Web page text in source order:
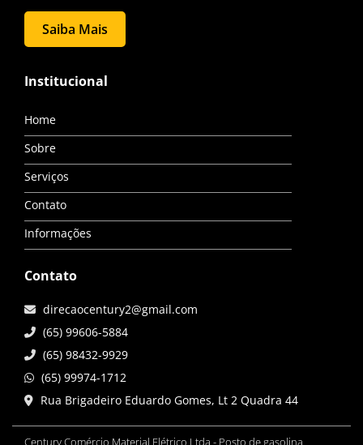
Saiba Mais
Institucional
Home
Sobre
Serviços
Contato
Informações
Contato
direcaocentury2@gmail.com
(65) 99606-5884
(65) 98432-9929
(65) 99974-1712
Rua Brigadeiro Eduardo Gomes, Lt 2 Quadra 44
Century Comércio Material Elétrico Ltda - Posto de gasolina